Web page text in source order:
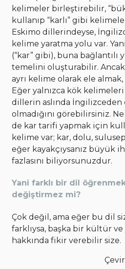
kelimeler birleştirebilir,
kullanıp “karlı” gibi
Eskimo dillerindeyse,
kelime yaratma yolu var.
(“kar” gibi), buna
temelini oluşturabilir.
ayrı kelime olarak ele
Eğer yalnızca kök kelimeleri
dillerin aslında İngilizceden
olmadığını görebilirsiniz.
de kar tarifi yapmak için
kelime var; kar, dolu,
eğer kayakçıysanız büyük
fazlasını biliyorsunuzdur.
Yani farklı bir dil
değiştirmez mi?
Çok değil, ama eğer bu dil
farklıysa, başka bir kültür ve
hakkında fikir verebilir size.